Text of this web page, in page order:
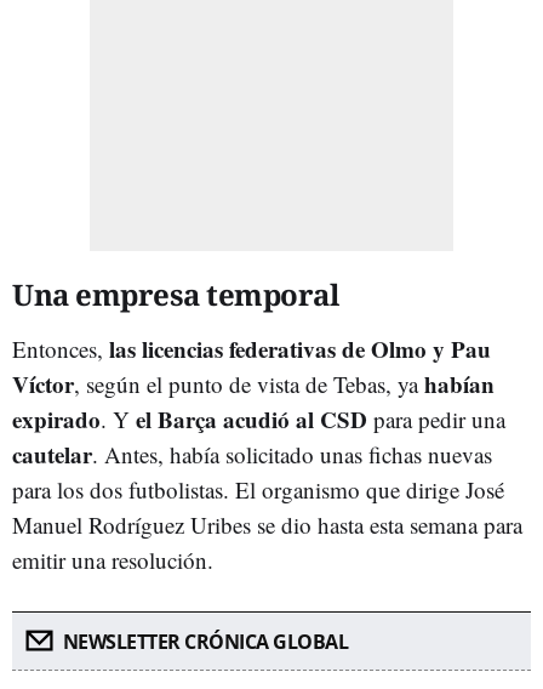
Una empresa temporal
Entonces, las licencias federativas de Olmo y Pau
Víctor, según el punto de vista de Tebas, yahabían
expirado. Y el Barça acudió al CSD para pedir una
cautelar. Antes, había solicitado unas fichas nuevas
para los dos futbolistas. El organismo que dirige José
Manuel Rodríguez Uribes se dio hasta esta semana para
emitir una resolución.
NEWSLETTER CRÓNICA GLOBAL